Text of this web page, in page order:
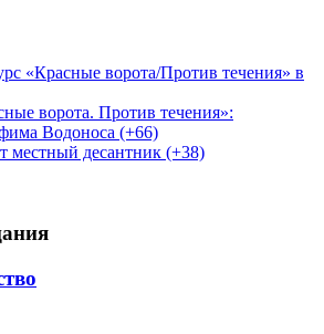
«Красные ворота/Против течения» в
ворота. Против течения»:
Водоноса (+66)
местный десантник (+38)